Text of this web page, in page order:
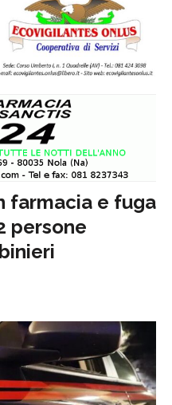
farmacia e fuga
persone